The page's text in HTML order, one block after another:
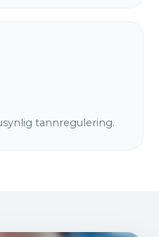
tannregulering.